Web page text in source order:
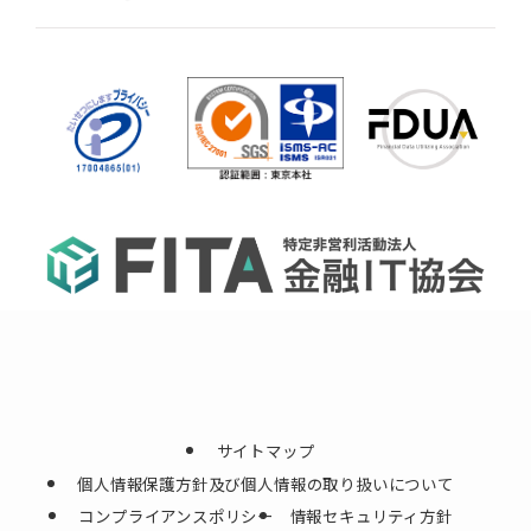
サイトマップ
個人情報保護方針及び個人情報の取り扱いについて
コンプライアンスポリシー
情報セキュリティ方針